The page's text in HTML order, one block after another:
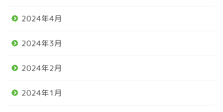
2024年4月
2024年3月
2024年2月
2024年1月